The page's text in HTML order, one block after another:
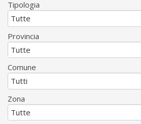
Tipologia
Provincia
Comune
Zona